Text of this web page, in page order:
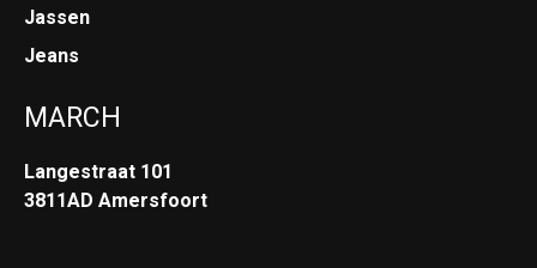
Jassen
Jeans
MARCH
Langestraat 101
3811AD Amersfoort